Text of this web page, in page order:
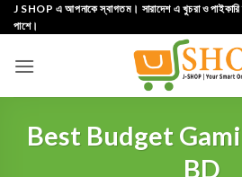
Skip
to
J SHOP এ আপনাকে স্বাগতম। সারাদেশ এ খুচরা ও
পাশে।
Best Budget
BD